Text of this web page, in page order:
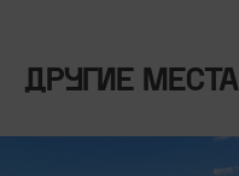
ДРУГИЕ МЕСТА